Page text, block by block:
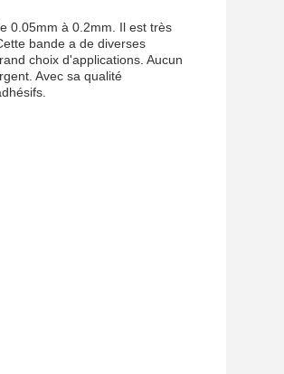
0.05mm à 0.2mm. Il est très
bande a de diverses
choix d'applications. Aucun
Avec sa qualité